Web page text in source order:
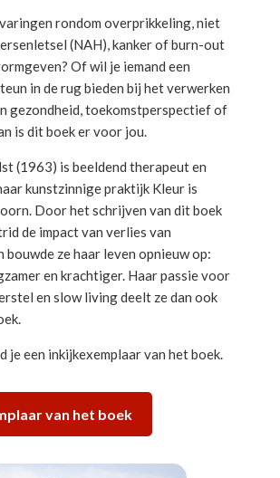
rondom overprikkeling, niet
(NAH), kanker of burn-out
Of wil je iemand een
in de rug bieden bij het verwerken
gezondheid, toekomstperspectief of
is dit boek er voor jou.
(1963) is beeldend therapeut en
kunstzinnige praktijk Kleur is
Door het schrijven van dit boek
de impact van verlies van
bouwde ze haar leven opnieuw op:
en krachtiger. Haar passie voor
en slow living deelt ze dan ook
je een inkijkexemplaar van het boek.
van het boek